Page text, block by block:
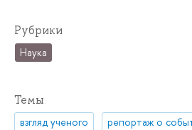
Рубрики
Наука
Темы
взгляд ученого
репортаж о